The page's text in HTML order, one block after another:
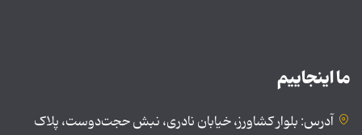
ما اینجاییم
آدرس: بلوار کشاورز، خیابان نادری، نبش حجت‌دوست، پلاک